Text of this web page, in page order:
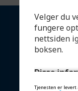
Velger du
fungere
nettsiden
boksen.
Disse
velge:
Tjenesten er levert